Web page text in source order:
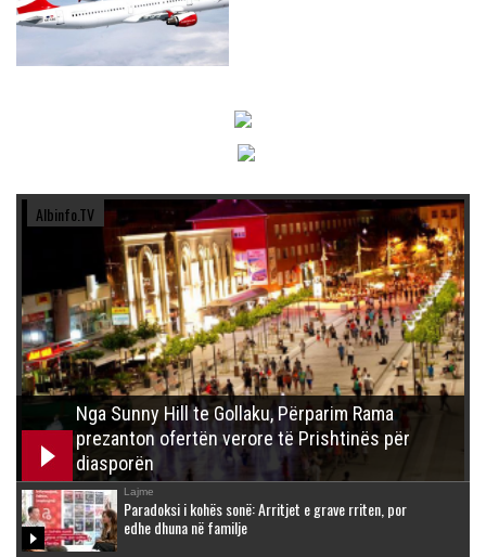
Albinfo.TV
Nga Sunny Hill te Gollaku, Përparim Rama
prezanton ofertën verore të Prishtinës për
diasporën
Lajme
Paradoksi i kohës sonë: Arritjet e grave rriten, por
edhe dhuna në familje